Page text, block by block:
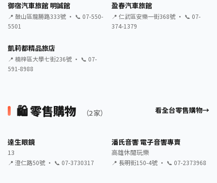
御宿汽車旅館 明誠館
📍 鼓山區龍勝路333號 · 📞 07-550-
5501
盈春汽車旅館
📍 仁武區安樂一街368號 · 📞 07-
374-1379
凱莉都精品旅店
📍 楠梓區大學七街236號 · 📞 07-
591-8988
🛍️ 零售購物 （2 家） 看全台零售購物
達生眼鏡
13
📍 澄仁路50號 · 📞 07-3730317
潘氏音響 電子音響專賣
高雄休閒玩樂
📍 長明街150-4號 · 📞 07-2373968